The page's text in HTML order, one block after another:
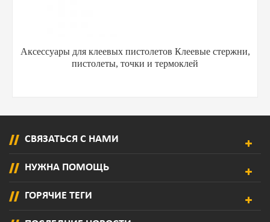
Аксессуары для клеевых пистолетов Клеевые стержни,
пистолеты, точки и термоклей
СВЯЗАТЬСЯ С НАМИ
НУЖНА ПОМОЩЬ
ГОРЯЧИЕ ТЕГИ